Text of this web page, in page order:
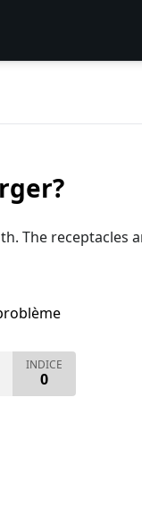
The receptacles
INDICE
0